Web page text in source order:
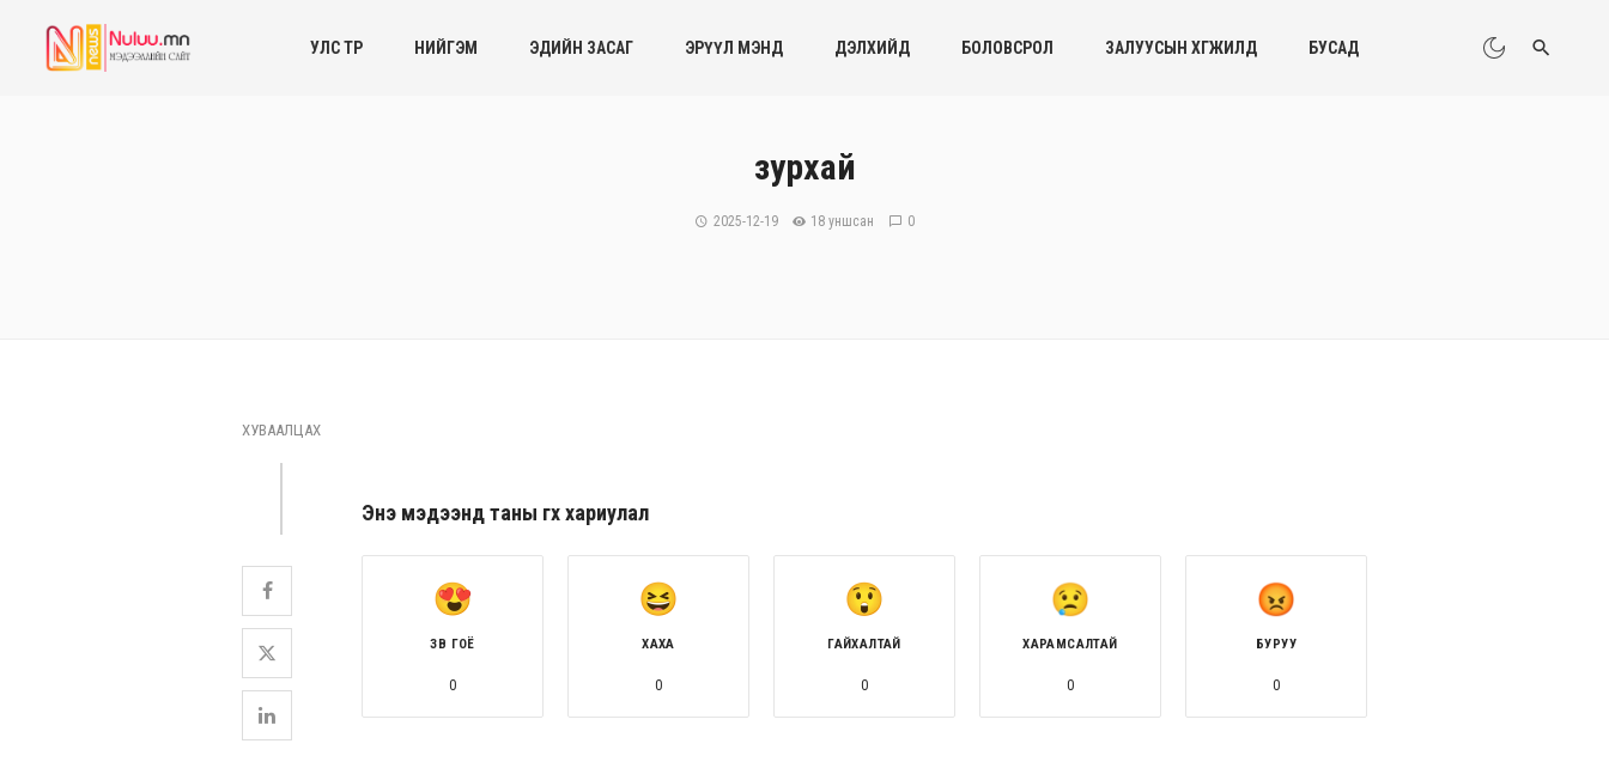
УЛС ТӨР НИЙГЭМ ЭДИЙН ЗАСАГ ЭРҮҮЛ МЭНД ДЭЛХИЙД БОЛОВСРОЛ ЗАЛУУСЫН ХӨГЖИЛД БУСАД
зурхай
2025-12-19 18 уншсан 0
ХУВААЛЦАХ
Энэ мэдээнд таны өгөх хариулал
ЗӨВ ГОЁ
0
ХАХА
0
ГАЙХАЛТАЙ
0
ХАРАМСАЛТАЙ
0
БУРУУ
0